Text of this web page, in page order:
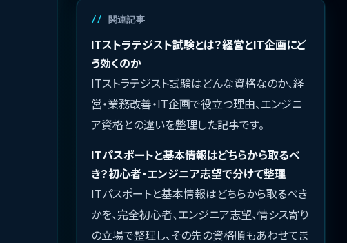
関連記事
ITストラテジスト試験とは？経営とIT企画にど
う効くのか
ITストラテジスト試験はどんな資格なのか、経
営・業務改善・IT企画で役立つ理由、エンジニ
ア資格との違いを整理した記事です。
ITパスポートと基本情報はどちらから取るべ
き？初心者・エンジニア志望で分けて整理
ITパスポートと基本情報はどちらから取るべき
かを、完全初心者、エンジニア志望、情シス寄り
の立場で整理し、その先の資格順もあわせてま